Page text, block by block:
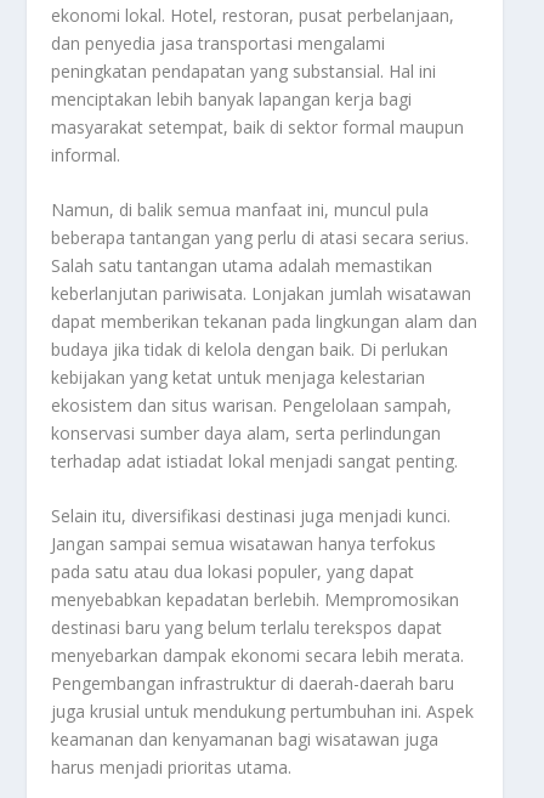
ekonomi lokal. Hotel, restoran, pusat perbelanjaan,
dan penyedia jasa transportasi mengalami
peningkatan pendapatan yang substansial. Hal ini
menciptakan lebih banyak lapangan kerja bagi
masyarakat setempat, baik di sektor formal maupun
informal.
Namun, di balik semua manfaat ini, muncul pula
beberapa tantangan yang perlu di atasi secara serius.
Salah satu tantangan utama adalah memastikan
keberlanjutan pariwisata. Lonjakan jumlah wisatawan
dapat memberikan tekanan pada lingkungan alam dan
budaya jika tidak di kelola dengan baik. Di perlukan
kebijakan yang ketat untuk menjaga kelestarian
ekosistem dan situs warisan. Pengelolaan sampah,
konservasi sumber daya alam, serta perlindungan
terhadap adat istiadat lokal menjadi sangat penting.
Selain itu, diversifikasi destinasi juga menjadi kunci.
Jangan sampai semua wisatawan hanya terfokus
pada satu atau dua lokasi populer, yang dapat
menyebabkan kepadatan berlebih. Mempromosikan
destinasi baru yang belum terlalu terekspos dapat
menyebarkan dampak ekonomi secara lebih merata.
Pengembangan infrastruktur di daerah-daerah baru
juga krusial untuk mendukung pertumbuhan ini. Aspek
keamanan dan kenyamanan bagi wisatawan juga
harus menjadi prioritas utama.